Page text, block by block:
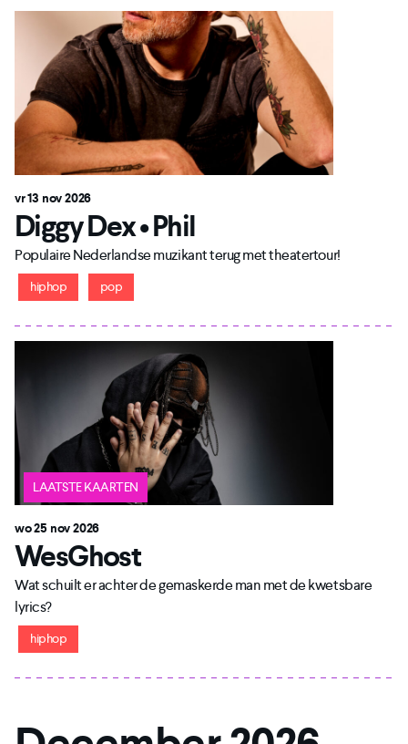
vr 13 nov 2026
Diggy Dex • Phil
Populaire Nederlandse muzikant terug met theatertour!
hiphop pop
LAATSTE KAARTEN
wo 25 nov 2026
WesGhost
Wat schuilt er achter de gemaskerde man met de kwetsbare
lyrics?
hiphop